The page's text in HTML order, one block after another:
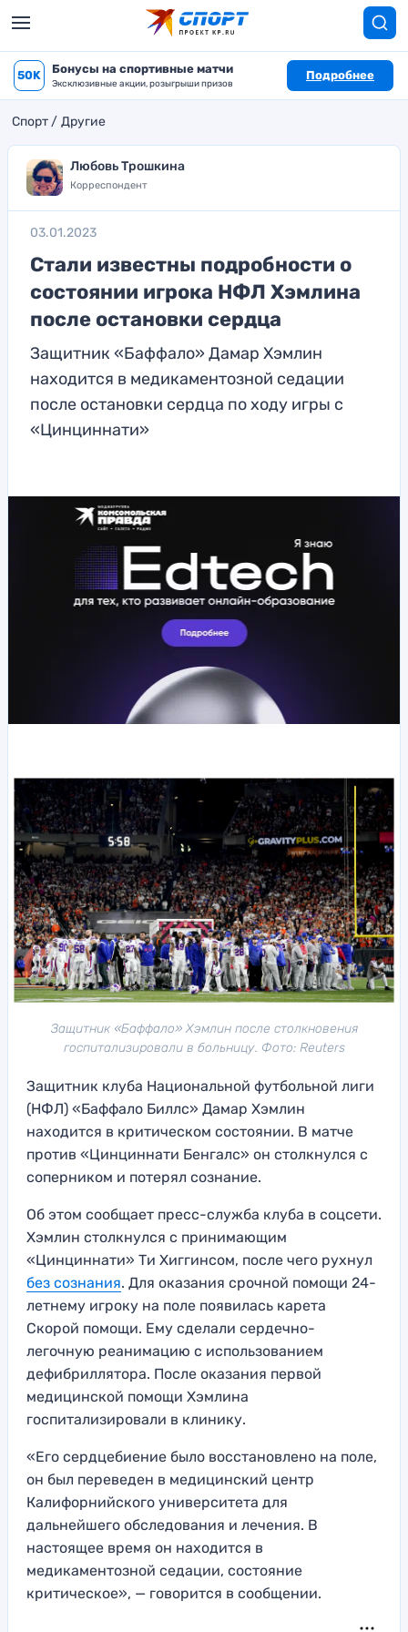
50K Бонусы на спортивные матчи
Эксклюзивные акции, розыгрыши призов
Подробнее
Спорт Другие
Любовь Трошкина
Корреспондент
03.01.2023
Стали известны подробности о
состоянии игрока НФЛ Хэмлина
после остановки сердца
Защитник «Баффало» Дамар Хэмлин
находится в медикаментозной седации
после остановки сердца по ходу игры с
«Цинциннати»
Защитник «Баффало» Хэмлин после столкновения
госпитализировали в больницу. Фото: Reuters
Защитник клуба Национальной футбольной лиги
(НФЛ) «Баффало Биллс» Дамар Хэмлин
находится в критическом состоянии. В матче
против «Цинциннати Бенгалс» он столкнулся с
соперником и потерял сознание.
Об этом сообщает пресс-служба клуба в соцсети.
Хэмлин столкнулся с принимающим
«Цинциннати» Ти Хиггинсом, после чего рухнул
без сознания. Для оказания срочной помощи 24-
летнему игроку на поле появилась карета
Скорой помощи. Ему сделали сердечно-
легочную реанимацию с использованием
дефибриллятора. После оказания первой
медицинской помощи Хэмлина
госпитализировали в клинику.
«Его сердцебиение было восстановлено на поле,
он был переведен в медицинский центр
Калифорнийского университета для
дальнейшего обследования и лечения. В
настоящее время он находится в
медикаментозной седации, состояние
критическое», — говорится в сообщении.